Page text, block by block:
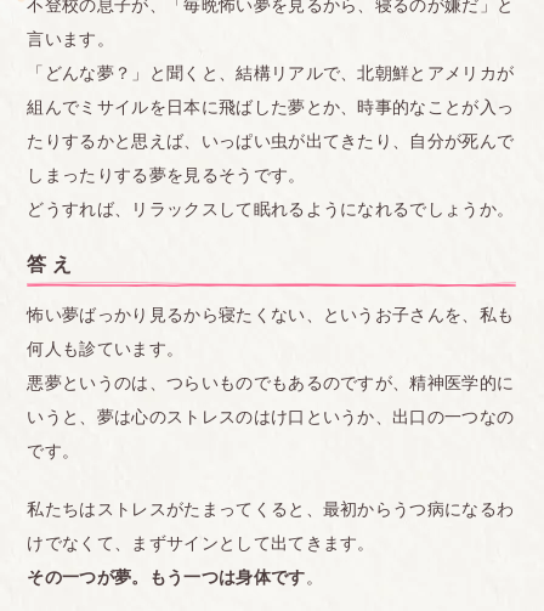
不登校の息子が、「毎晩怖い夢を見るから、寝るのが嫌だ」と
言います。
「どんな夢？」と聞くと、結構リアルで、北朝鮮とアメリカが
組んでミサイルを日本に飛ばした夢とか、時事的なことが入っ
たりするかと思えば、いっぱい虫が出てきたり、自分が死んで
しまったりする夢を見るそうです。
どうすれば、リラックスして眠れるようになれるでしょうか。
答 え
怖い夢ばっかり見るから寝たくない、というお子さんを、私も
何人も診ています。
悪夢というのは、つらいものでもあるのですが、精神医学的に
いうと、夢は心のストレスのはけ口というか、出口の一つなの
です。
私たちはストレスがたまってくると、最初からうつ病になるわ
けでなくて、まずサインとして出てきます。
その一つが夢。もう一つは身体です。